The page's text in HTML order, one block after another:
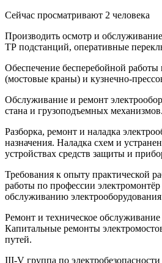
Сейчас просматривают 2 человека
Производить осмотр и
ТР подстанций, оперативные
Обеспечение бесперебойной работы
(мостовые краны) и кузнечно-
Обслуживание и ремонт
стана и грузоподъемных механизмов.
Разборка, ремонт и наладка
назначения. Наладка схем и
устройствах средств защиты и
Требования к опыту практической
работы по профессии
обслуживанию электрооборудования
Ремонт и техническое
Капитальные ремонты
путей.
III-V группа по